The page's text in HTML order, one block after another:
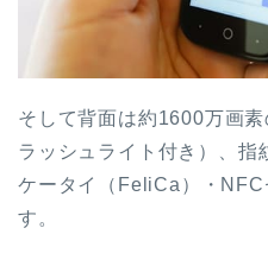
そして背面は約1600万画
ラッシュライト付き）、指
ケータイ（FeliCa）・NFC
す。